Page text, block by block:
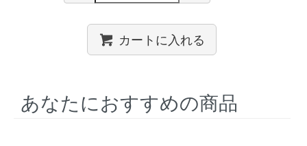
カートに入れる
あなたにおすすめの商品